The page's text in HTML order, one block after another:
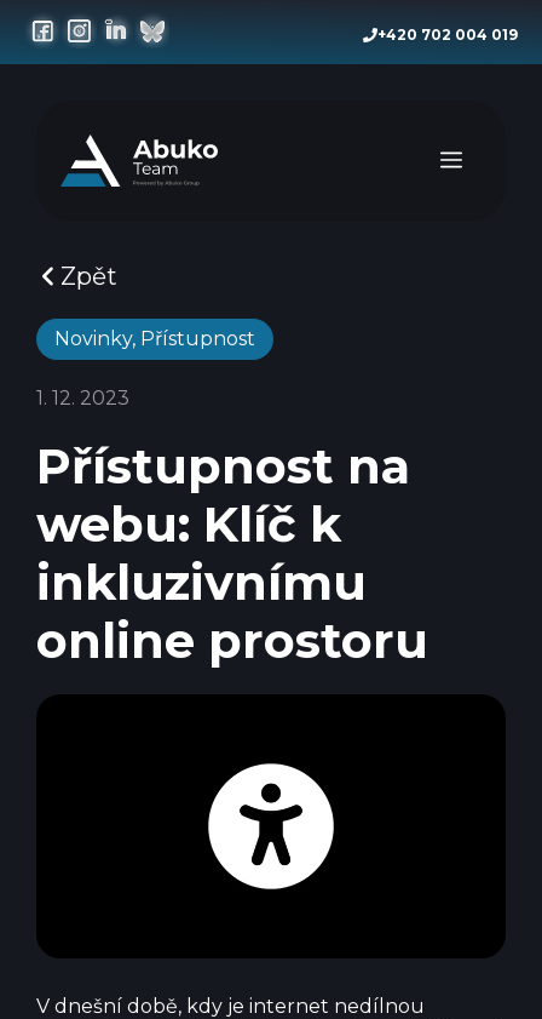
Přeskočit
obsah
+420 702 004 019
Menu
Zpět
Novinky, Přístupnost
1. 12. 2023
Přístupnost na
webu: Klíč k
inkluzivnímu
online prostoru
V dnešní době, kdy je internet nedílnou